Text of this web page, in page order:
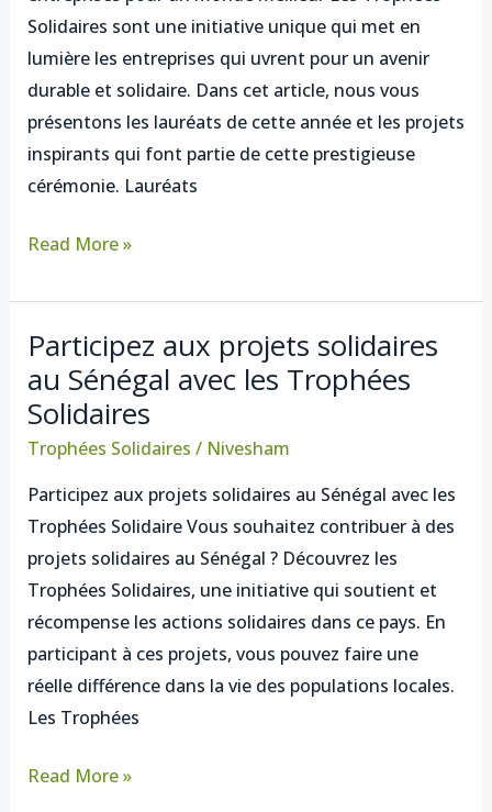
Solidaires sont une initiative unique qui met en
lumière les entreprises qui uvrent pour un avenir
durable et solidaire. Dans cet article, nous vous
présentons les lauréats de cette année et les projets
inspirants qui font partie de cette prestigieuse
cérémonie. Lauréats
Read More »
Participez aux projets solidaires
au Sénégal avec les Trophées
Solidaires
Trophées Solidaires / Nivesham
Participez aux projets solidaires au Sénégal avec les
Trophées Solidaire Vous souhaitez contribuer à des
projets solidaires au Sénégal ? Découvrez les
Trophées Solidaires, une initiative qui soutient et
récompense les actions solidaires dans ce pays. En
participant à ces projets, vous pouvez faire une
réelle différence dans la vie des populations locales.
Les Trophées
Participez
aux
projets
solidaires
Sénégal
avec
les
Trophées
Solidaires
Read More »